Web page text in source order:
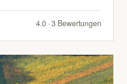
4.0 · 3 Bewertungen